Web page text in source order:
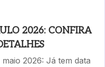
2026: CONFIRA
2026: Já tem data